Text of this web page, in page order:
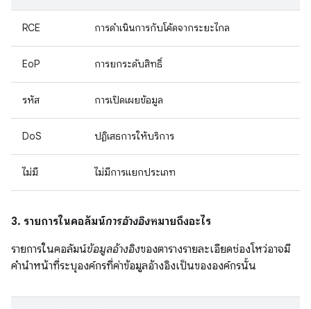
RCE การดำเนินการกับโค้ดจากระยะไกล
EoP การยกระดับสิทธิ์
รหัส การเปิดเผยข้อมูล
DoS ปฏิเสธการให้บริการ
ไม่มี ไม่มีการแยกประเภท
3. รายการในคอลัมน์การอ้างอิงหมายถึงอะไร
รายการในคอลัมน์ข้อมูลอ้างอิงของตารางรายละเอียดช่องโหว่อาจมี
คำนำหน้าที่ระบุองค์กรที่ค่าข้อมูลอ้างอิงเป็นขององค์กรนั้น